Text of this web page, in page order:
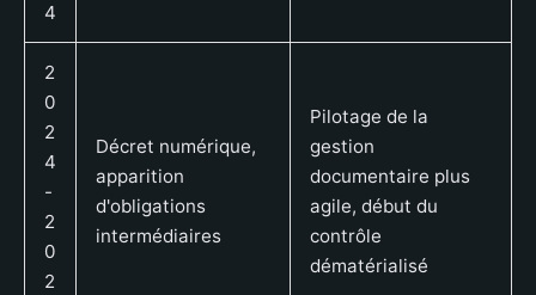
4
2
0
2
4
-
2
0
2
Décret numérique,
apparition
d'obligations
intermédiaires
Pilotage de la
gestion
documentaire plus
agile, début du
contrôle
dématérialisé